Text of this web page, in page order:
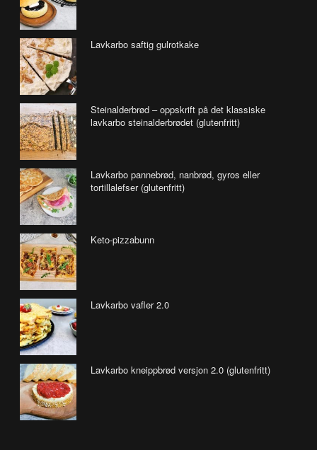
Lavkarbo saftig gulrotkake
Steinalderbrød – oppskrift på det klassiske
lavkarbo steinalderbrødet (glutenfritt)
Lavkarbo pannebrød, nanbrød, gyros eller
tortillalefser (glutenfritt)
Keto-pizzabunn
Lavkarbo vafler 2.0
Lavkarbo kneippbrød versjon 2.0 (glutenfritt)